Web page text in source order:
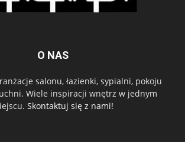
O NAS
salonu, łazienki, sypialni, pokoju
Wiele inspiracji wnętrz w jednym
Skontaktuj się z nami!